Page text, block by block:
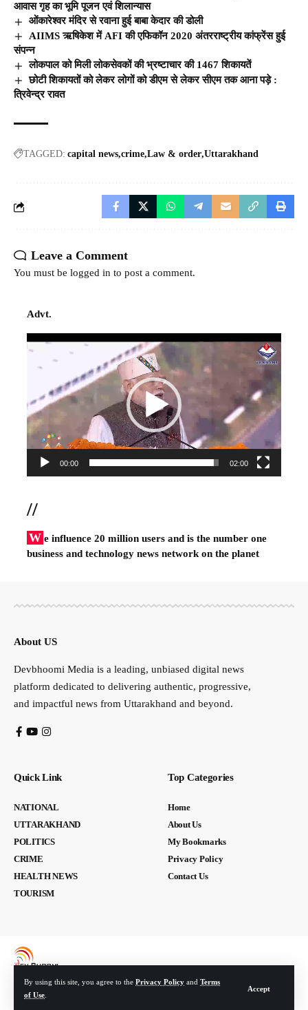
By using this site, you agree to the Privacy Policy and Terms
of Use
Accept
आवास गृह का भूमि पूजन एवं शिलान्यास
ओंकारेश्वर मंदिर से रवाना हुई बाबा केदार की डोली
AIIMS ऋषिकेश में AFI की एफिकॉन 2020 अंतरराष्ट्रीय कांफ्रेंस हुई
संपन्न
लोकपाल को मिली लोकसेवकों की भ्रष्टाचार की 1467 शिकायतें
छोटी शिकायतों को लेकर लोगों को डीएम से लेकर सीएम तक आना पड़े :
त्रिवेन्द्र रावत
TAGGED: capital news crime Law & order Uttarakhand
Leave a Comment
You must be logged in to post a comment.
Advt.
Video
00:00 02:00
//
W e influence 20 million users and is the number one
business and technology news network on the planet
About US
Devbhoomi Media is a leading, unbiased digital news
platform dedicated to delivering authentic, progressive,
and impactful news from Uttarakhand and beyond.
Quick Link
NATIONAL
UTTARAKHAND
POLITICS
CRIME
HEALTH NEWS
TOURISM
Top Categories
Home
About Us
My Bookmarks
Privacy Policy
Contact Us
© Devbhoomi Media. All Rights Reserved. | Developed By: